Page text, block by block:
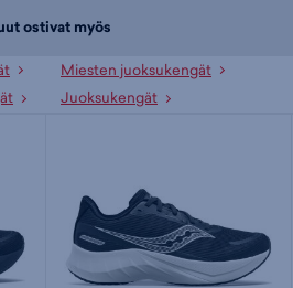
ostivat myös
Miesten juoksukengät
Juoksukengät